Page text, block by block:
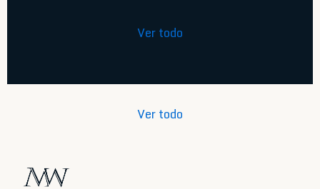
Ver todo
Ver todo